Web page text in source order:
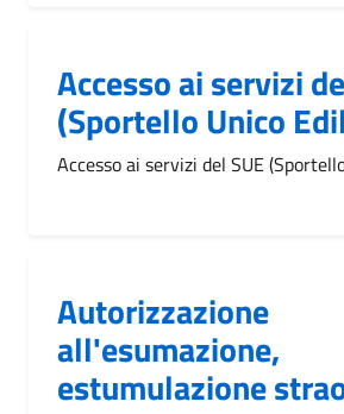
Accesso ai servizi
(Sportello Unico
Accesso ai servizi del SUE
Autorizzazione
all'esumazione,
estumulazione